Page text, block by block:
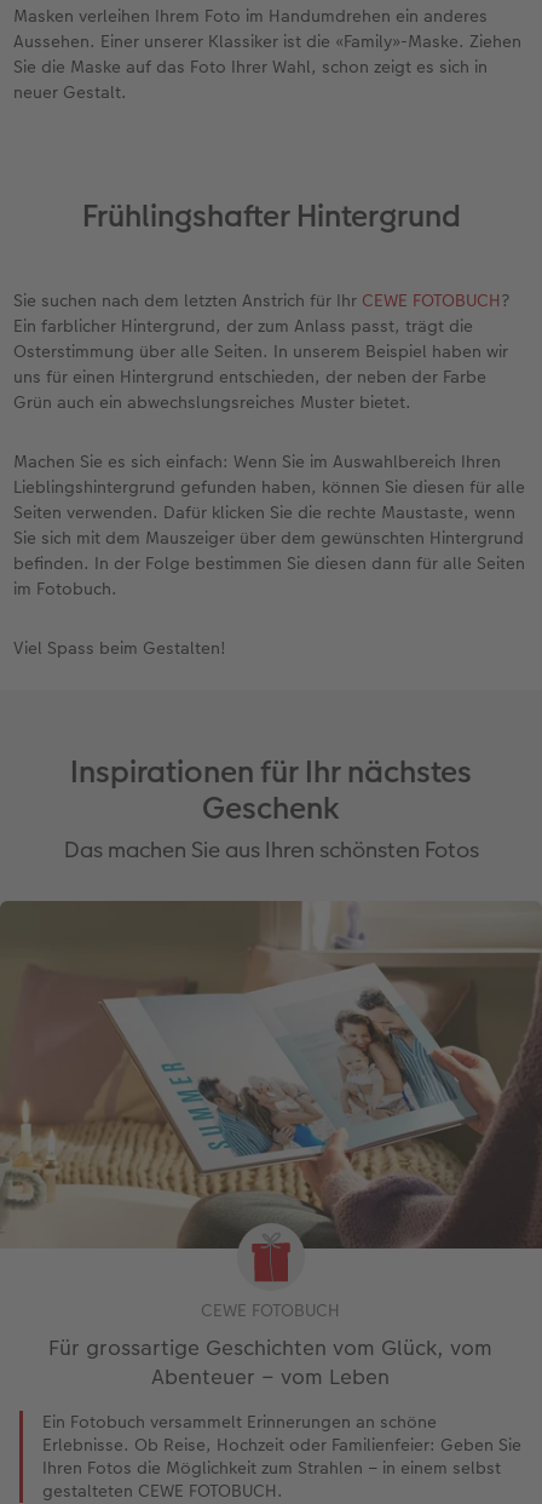
Masken verleihen Ihrem Foto im Handumdrehen ein anderes
Aussehen. Einer unserer Klassiker ist die «Family»-Maske. Ziehen
Sie die Maske auf das Foto Ihrer Wahl, schon zeigt es sich in
neuer Gestalt.
Frühlingshafter Hintergrund
Sie suchen nach dem letzten Anstrich für Ihr CEWE FOTOBUCH?
Ein farblicher Hintergrund, der zum Anlass passt, trägt die
Osterstimmung über alle Seiten. In unserem Beispiel haben wir
uns für einen Hintergrund entschieden, der neben der Farbe
Grün auch ein abwechslungsreiches Muster bietet.
Machen Sie es sich einfach: Wenn Sie im Auswahlbereich Ihren
Lieblingshintergrund gefunden haben, können Sie diesen für alle
Seiten verwenden. Dafür klicken Sie die rechte Maustaste, wenn
Sie sich mit dem Mauszeiger über dem gewünschten Hintergrund
befinden. In der Folge bestimmen Sie diesen dann für alle Seiten
im Fotobuch.
Viel Spass beim Gestalten!
Inspirationen für Ihr nächstes
Geschenk
Das machen Sie aus Ihren schönsten Fotos
CEWE FOTOBUCH
Für grossartige Geschichten vom Glück, vom
Abenteuer – vom Leben
Ein Fotobuch versammelt Erinnerungen an schöne
Erlebnisse. Ob Reise, Hochzeit oder Familienfeier: Geben Sie
Ihren Fotos die Möglichkeit zum Strahlen – in einem selbst
gestalteten CEWE FOTOBUCH.